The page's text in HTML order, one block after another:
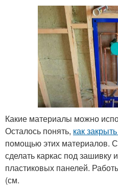
Какие материалы можно
Осталось понять, как
помощью этих материалов.
сделать каркас под зашивку
пластиковых панелей.
(см.